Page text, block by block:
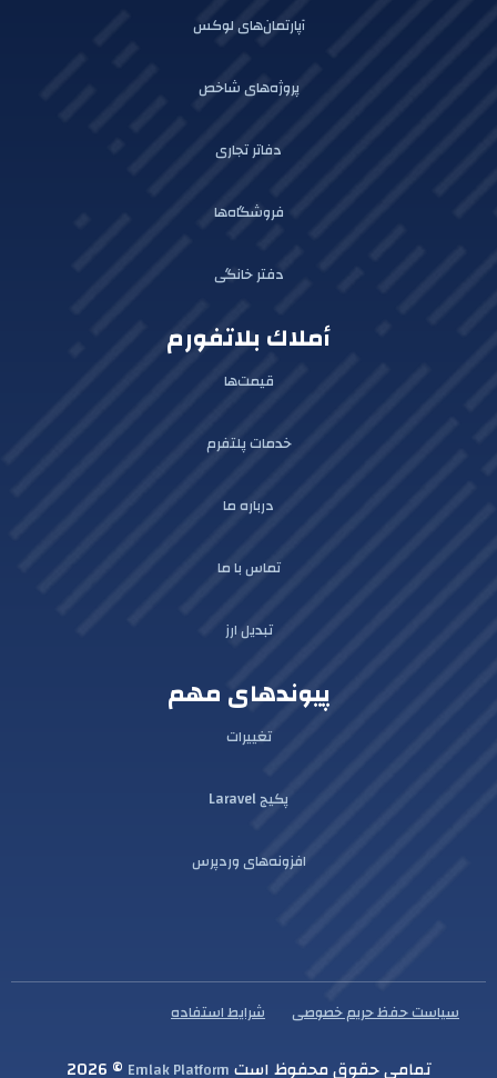
آپارتمان‌های لوکس
پروژه‌های شاخص
دفاتر تجاری
فروشگاه‌ها
دفتر خانگی
أملاك بلاتفورم
قیمت‌ها
خدمات پلتفرم
درباره ما
تماس با ما
تبدیل ارز
پیوندهای مهم
تغییرات
پکیج Laravel
افزونه‌های وردپرس
سیاست حفظ حریم خصوصی شرایط استفاده
تمامی حقوق محفوظ است Emlak Platform
© 2026